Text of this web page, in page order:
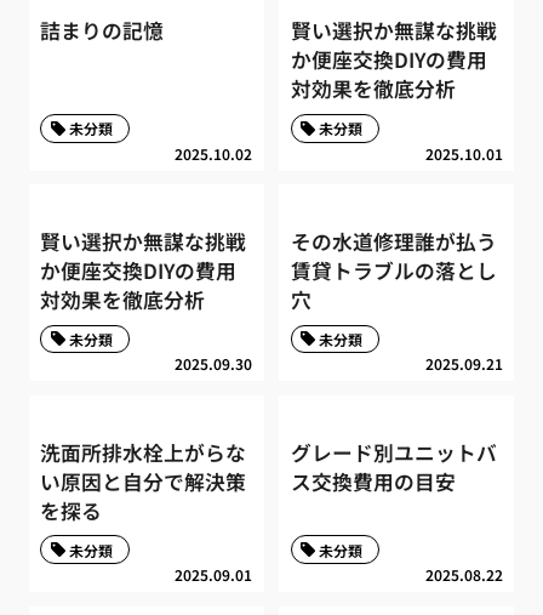
詰まりの記憶
2025.10.02
未分類
賢い選択か無謀な挑戦
か便座交換DIYの費用
対効果を徹底分析
2025.10.01
未分類
賢い選択か無謀な挑戦
か便座交換DIYの費用
対効果を徹底分析
2025.09.30
未分類
その水道修理誰が払う
賃貸トラブルの落とし
穴
2025.09.21
未分類
洗面所排水栓上がらな
い原因と自分で解決策
を探る
2025.09.01
未分類
グレード別ユニットバ
ス交換費用の目安
2025.08.22
未分類